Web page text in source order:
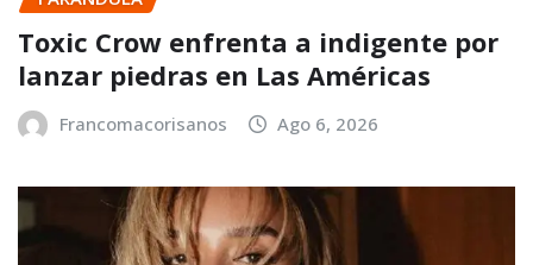
Toxic Crow enfrenta a indigente por
lanzar piedras en Las Américas
Francomacorisanos Ago 6, 2026